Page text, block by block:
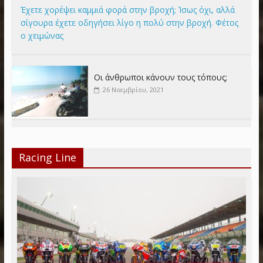
Έχετε χορέψει καμμιά φορά στην βροχή; Ίσως όχι, αλλά
σίγουρα έχετε οδηγήσει λίγο η πολύ στην βροχή. Φέτος
ο χειμώνας
Οι άνθρωποι κάνουν τους τόπους;
26 Νοεμβρίου, 2021
Racing Line